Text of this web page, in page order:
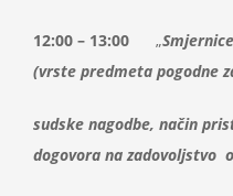
12:00 – 13:00 „
(vrste predmeta pogodne
sudske nagodbe, način
dogovora na zadovoljstvo